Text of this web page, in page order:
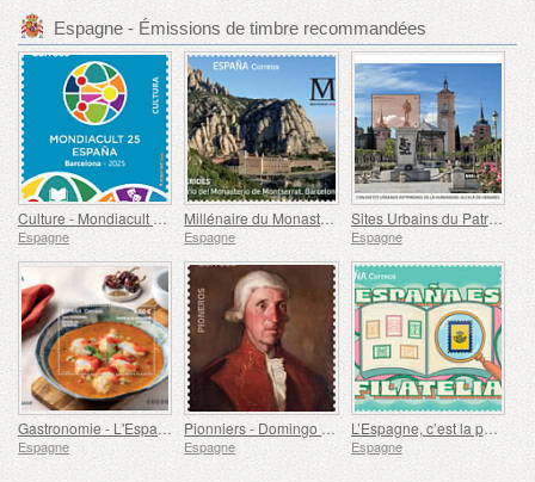
Espagne - Émissions de timbre recommandées
Culture - Mondiacult 25 Espagne, Barcelone
Espagne
Millénaire du Monastère de Montserrat, Barcelone
Espagne
Sites Urbains du Patrimoine Mondial - Alcalá de Henares
Espagne
Gastronomie - L'Espagne en 19 Plats, Melilla, Lotte à la Rusadir
Espagne
Pionniers - Domingo de Bonechea
Espagne
L’Espagne, c’est la philatélie
Espagne